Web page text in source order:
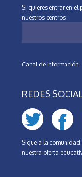
Si quieres entrar en el
nuestros centros:
Canal de información
REDES
Sigue a la
nuestra oferta